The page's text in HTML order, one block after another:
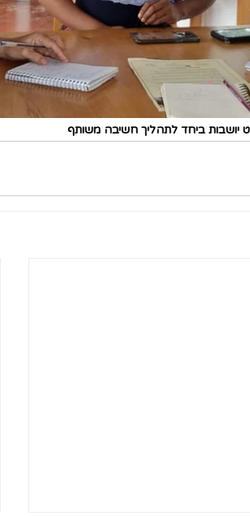
יושבות ביחד לתהליך חשיבה משותף